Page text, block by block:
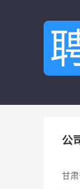
公
甘